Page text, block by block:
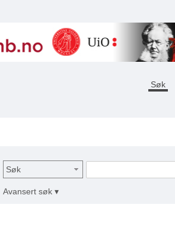
Søk
Søk
Avansert søk ▾